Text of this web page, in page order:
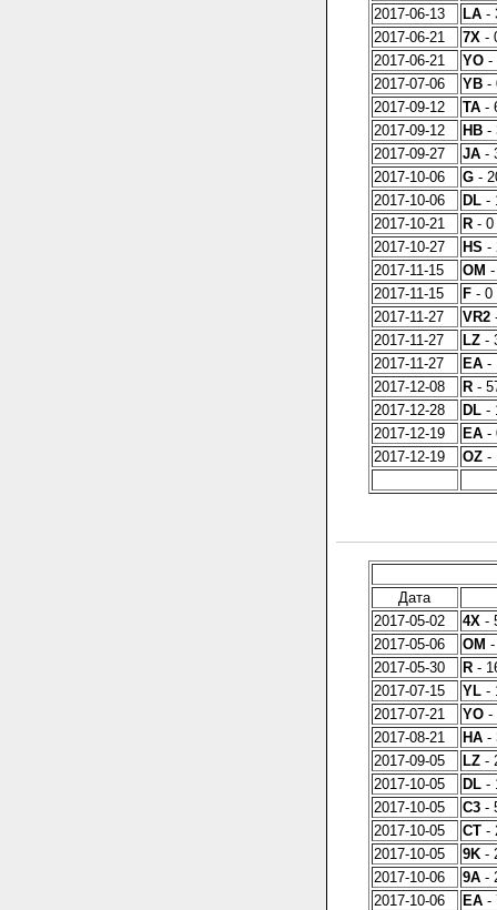
2017-06-13
LA-
2017-06-21
7X -
2017-06-21
YO-
2017-07-06
YB-
2017-09-12
TA-
2017-09-12
HB-
2017-09-27
JA-
2017-10-06
G-
2017-10-06
DL-
2017-10-21
R- 0
2017-10-27
HS -
2017-11-15
OM
2017-11-15
F- 0
2017-11-27
VR2
2017-11-27
LZ-
2017-11-27
EA-
2017-12-08
R-
2017-12-28
DL-
2017-12-19
EA-
2017-12-19
OZ-
Дата
2017-05-02
4X -
2017-05-06
OM
2017-05-30
R-
2017-07-15
YL-
2017-07-21
YO-
2017-08-21
HA-
2017-09-05
LZ-
2017-10-05
DL-
2017-10-05
C3-
2017-10-05
CT-
2017-10-05
9K-
2017-10-06
9A-
2017-10-06
EA-